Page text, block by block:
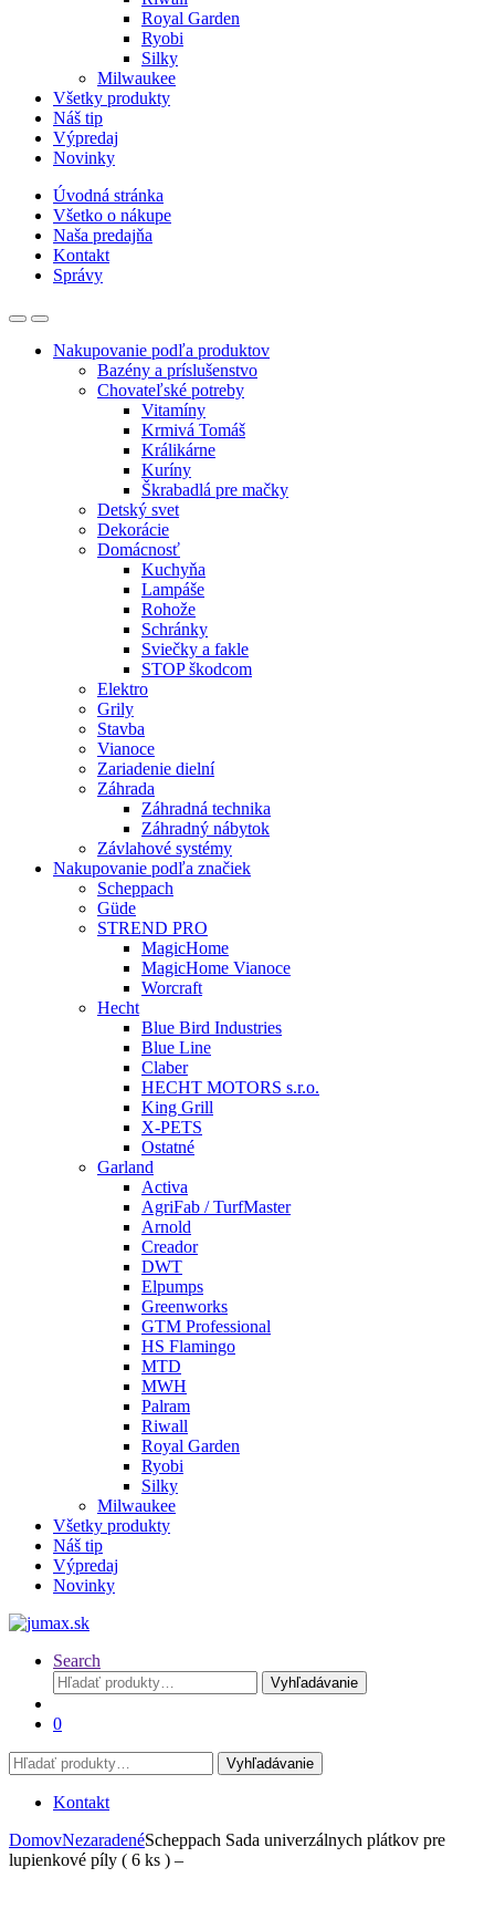
Royal Garden
Ryobi
Silky
Milwaukee
Všetky produkty
Náš tip
Výpredaj
Novinky
Úvodná stránka
Všetko o nákupe
Naša predajňa
Kontakt
Správy
Nakupovanie podľa produktov
Bazény a príslušenstvo
Chovateľské potreby
Vitamíny
Krmivá Tomáš
Králikárne
Kuríny
Škrabadlá pre mačky
Detský svet
Dekorácie
Domácnosť
Kuchyňa
Lampáše
Rohože
Schránky
Sviečky a fakle
STOP škodcom
Elektro
Grily
Stavba
Vianoce
Zariadenie dielní
Záhrada
Záhradná technika
Záhradný nábytok
Závlahové systémy
Nakupovanie podľa značiek
Scheppach
Güde
STREND PRO
MagicHome
MagicHome Vianoce
Worcraft
Hecht
Blue Bird Industries
Blue Line
Claber
HECHT MOTORS s.r.o.
King Grill
X-PETS
Ostatné
Garland
Activa
AgriFab / TurfMaster
Arnold
Creador
DWT
Elpumps
Greenworks
GTM Professional
HS Flamingo
MTD
MWH
Palram
Riwall
Royal Garden
Ryobi
Silky
Milwaukee
Všetky produkty
Náš tip
Výpredaj
Novinky
Search
Hľadať:
Vyhľadávanie
0
Hľadať:
Vyhľadávanie
Kontakt
DomovNezaradenéScheppach Sada univerzálnych plátkov pre
lupienkové píly ( 6 ks ) –